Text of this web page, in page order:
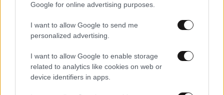
Google for online advertising purposes.
I want to allow Google to send me
personalized advertising.
I want to allow Google to enable storage
related to analytics like cookies on web or
device identifiers in apps.